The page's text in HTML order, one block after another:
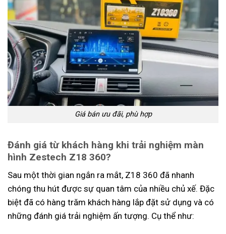
Giá bán ưu đãi, phù hợp
Đánh giá từ khách hàng khi trải nghiệm màn
hình Zestech Z18 360?
Sau một thời gian ngắn ra mắt, Z18 360 đã nhanh
chóng thu hút được sự quan tâm của nhiều chủ xế. Đặc
biệt đã có hàng trăm khách hàng lắp đặt sử dụng và có
những đánh giá trải nghiệm ấn tượng. Cụ thể như: